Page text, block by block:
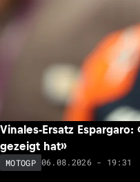
Vinales-Ersatz
gezeigt hat»
MOTOGP 06.08.2026 - 19:31